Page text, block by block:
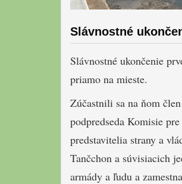
Slávnostné
Slávnostné ukončenie
priamo na mieste.
Zúčastnili sa na ňom
podpredseda Komisie
predstavitelia strany a
Tančchon a súvisiacich
armády a ľudu a